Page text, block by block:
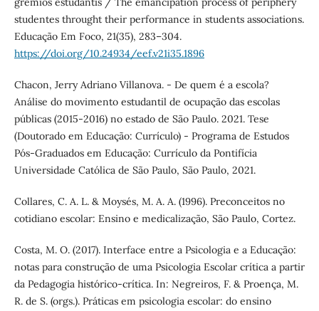
studentes throught their performance in students associations.
Educação Em Foco, 21(35), 283–304.
https://doi.org/10.24934/eef.v21i35.1896
Chacon, Jerry Adriano Villanova. - De quem é a escola?
Análise do movimento estudantil de ocupação das escolas
públicas (2015-2016) no estado de São Paulo. 2021. Tese
(Doutorado em Educação: Currículo) - Programa de Estudos
Pós-Graduados em Educação: Currículo da Pontifícia
Universidade Católica de São Paulo, São Paulo, 2021.
Collares, C. A. L. & Moysés, M. A. A. (1996). Preconceitos no
cotidiano escolar: Ensino e medicalização, São Paulo, Cortez.
Costa, M. O. (2017). Interface entre a Psicologia e a Educação:
notas para construção de uma Psicologia Escolar crítica a partir
da Pedagogia histórico-crítica. In: Negreiros, F. & Proença, M.
R. de S. (orgs.). Práticas em psicologia escolar: do ensino